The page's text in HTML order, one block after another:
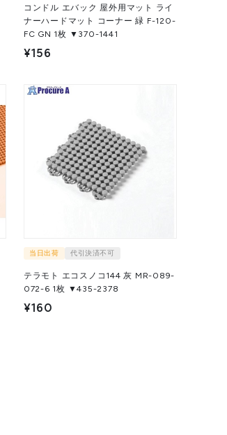
コンドル エバック 屋外用マット ライ
ナーハードマット コーナー 緑 F-120-
FC GN 1枚 ▼370-1441
¥156
当日出荷 代引決済不可
テラモト エコスノコ144 灰 MR-089-
072-6 1枚 ▼435-2378
¥160